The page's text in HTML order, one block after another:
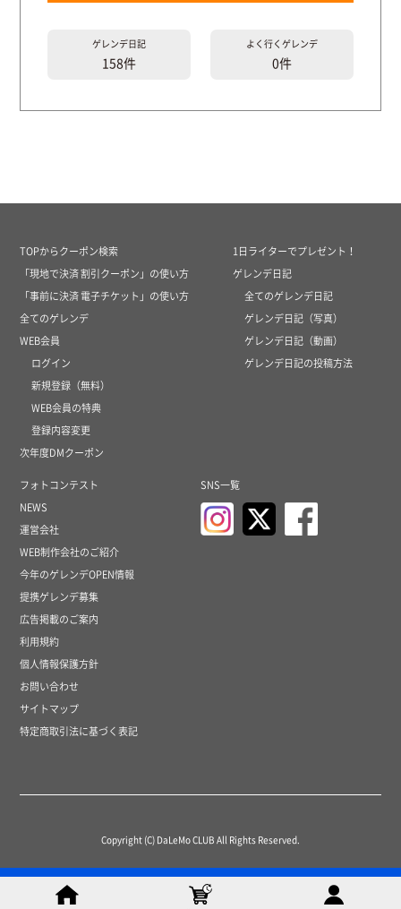
ゲレンデ日記
158件
よく行く ゲレンデ
0件
TOPからクーポン検索
「現地で決済 割引クーポン」の使い方
「事前に決済 電子チケット」の使い方
全てのゲレンデ
WEB会員
ログイン
新規登録（無料）
WEB会員の特典
登録内容変更
次年度DMクーポン
1日ライターでプレゼント！
ゲレンデ日記
全てのゲレンデ日記
ゲレンデ日記（写真）
ゲレンデ日記（動画）
ゲレンデ日記の投稿方法
フォトコンテスト
NEWS
運営会社
WEB制作会社のご紹介
今年のゲレンデOPEN情報
提携ゲレンデ募集
広告掲載のご案内
利用規約
個人情報保護方針
お問い合わせ
サイトマップ
特定商取引法に基づく表記
SNS一覧
Copyright (C) DaLeMo CLUB All Rights Reserved.